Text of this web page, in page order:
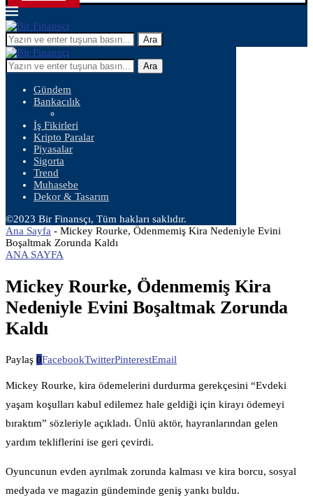
Ara
Ara
Gündem
Bankacılık
İş Fikirleri
Kripto Paralar
Piyasalar
Sigorta
Trend
Muhasebe
Dekor & Tasarım
©2023 Bir Finansçı, Tüm hakları saklıdır.
Ana Sayfa - Mickey Rourke, Ödenmemiş Kira Nedeniyle Evini
Boşaltmak Zorunda Kaldı
ANA SAYFA
Mickey Rourke, Ödenmemiş Kira
Nedeniyle Evini Boşaltmak Zorunda
Kaldı
Paylaş 0FacebookTwitterPinterestEmail
Mickey Rourke, kira ödemelerini durdurma gerekçesini “Evdeki
yaşam koşulları kabul edilemez hale geldiği için kirayı ödemeyi
bıraktım” sözleriyle açıkladı. Ünlü aktör, hayranlarından gelen
yardım tekliflerini ise geri çevirdi.
Oyuncunun evden ayrılmak zorunda kalması ve kira borcu, sosyal
medyada ve magazin gündeminde geniş yankı buldu.